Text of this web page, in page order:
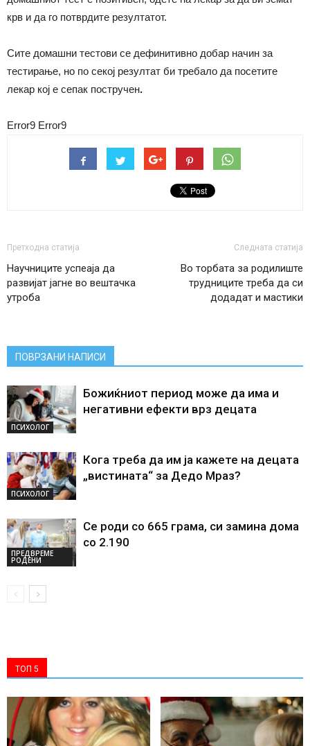
крв и да го потврдите резултатот.
Сите домашни тестови се дефинитивно добар начин за
тестирање, но по секој резултат би требало да посетите
лекар кој е сепак постручен.
Error9 Error9
Претходна статија
Научниците успеаја да
развијат јагне во вештачка
утроба
Следната статија
Во торбата за родилиште
трудниците треба да си
додадат и мастики
ПОВРЗАНИ НАПИСИ
ПСИХОЛОГ
Божиќниот период може да има и
негативни ефекти врз децата
ПСИХОЛОГ
Кога треба да им ја кажете на децата
„вистината“ за Дедо Мраз?
ПРЕДВРЕМЕ
РОДЕНИ
Се роди со 665 грама, си замина дома
со 2.190
ТОП 5